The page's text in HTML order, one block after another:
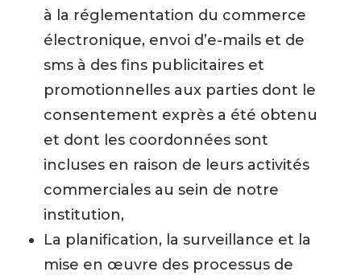
à la réglementation du commerce
électronique, envoi d’e-mails et de
sms à des fins publicitaires et
promotionnelles aux parties dont le
consentement exprès a été obtenu
et dont les coordonnées sont
incluses en raison de leurs activités
commerciales au sein de notre
institution,
La planification, la surveillance et la
mise en œuvre des processus de